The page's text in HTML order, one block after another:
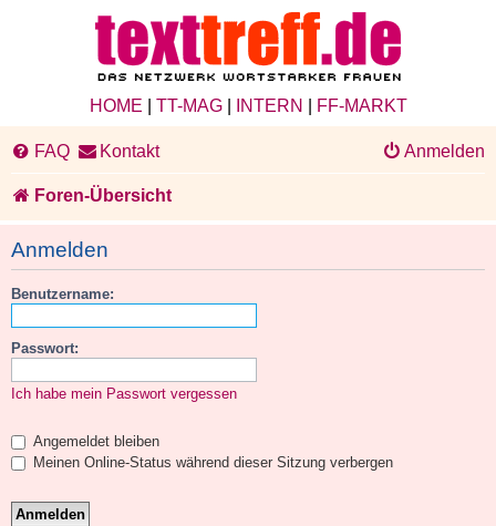
HOME TT-MAG| INTERN FF-MARKT
FAQ Kontakt Anmelden
Foren-Übersicht
Anmelden
Benutzername:
Passwort:
Ich habe mein Passwort vergessen
Angemeldet bleiben
Meinen Online-Status während dieser Sitzung verbergen